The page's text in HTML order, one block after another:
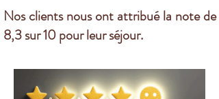
Nos clients nous ont attribué la note de
8,3 sur 10 pour leur séjour.​​